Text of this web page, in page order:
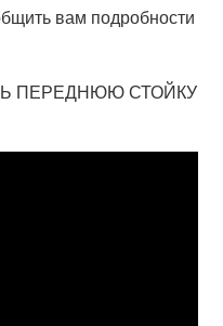
вам подробности
ПЕРЕДНЮЮ СТОЙКУ